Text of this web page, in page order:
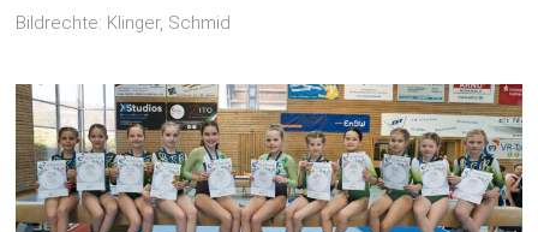
Bildrechte: Klinger, Schmid